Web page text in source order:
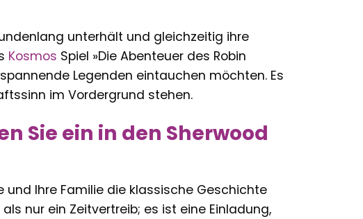
unterhält und gleichzeitig ihre
Kosmos Spiel »Die Abenteuer des Robin
Legenden eintauchen möchten. Es
im Vordergrund stehen.
Sie ein in den Sherwood
und Ihre Familie die klassische Geschichte
nur ein Zeitvertreib; es ist eine Einladung,